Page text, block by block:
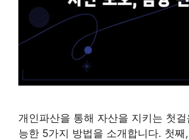
개인파산을 통해 자산을 지키는 첫
능한 5가지 방법을 소개합니다. 첫째